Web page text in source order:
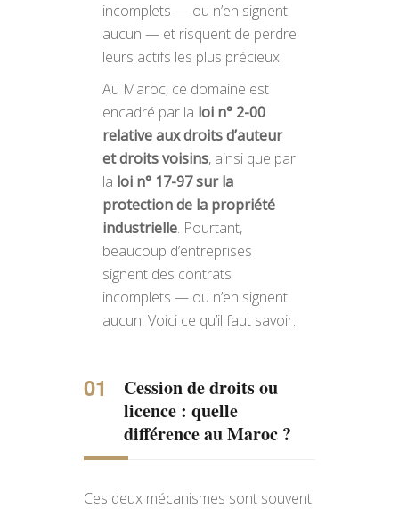
incomplets — ou n’en signent
aucun — et risquent de perdre
leurs actifs les plus précieux.
Au Maroc, ce domaine est
encadré par la loi n° 2-00
relative aux droits d’auteur
et droits voisins, ainsi que par
la loi n° 17-97 sur la
protection de la propriété
industrielle. Pourtant,
beaucoup d’entreprises
signent des contrats
incomplets — ou n’en signent
aucun. Voici ce qu’il faut savoir.
Cession de droits ou
licence : quelle
différence au Maroc ?
Ces deux mécanismes sont souvent